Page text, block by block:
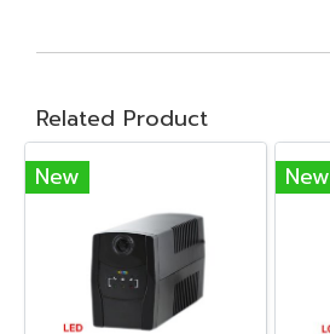
Related Product
New
New